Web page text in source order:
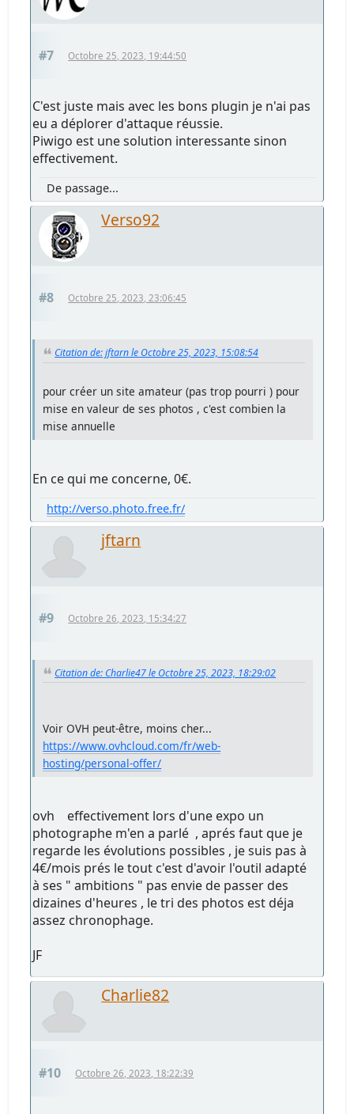
#7 Octobre 25, 2023, 19:44:50
C'est juste mais avec les bons plugin je n'ai pas
eu a déplorer d'attaque réussie.
Piwigo est une solution interessante sinon
effectivement.
De passage...
Verso92
#8 Octobre 25, 2023, 23:06:45
Citation de: jftarn le Octobre 25, 2023, 15:08:54
pour créer un site amateur (pas trop pourri ) pour
mise en valeur de ses photos , c'est combien la
mise annuelle
En ce qui me concerne, 0€.
http://verso.photo.free.fr/
jftarn
#9 Octobre 26, 2023, 15:34:27
Citation de: Charlie47 le Octobre 25, 2023, 18:29:02
Voir OVH peut-être, moins cher...
https://www.ovhcloud.com/fr/web-
hosting/personal-offer/
ovh effectivement lors d'une expo un
photographe m'en a parlé , aprés faut que je
regarde les évolutions possibles , je suis pas à
4€/mois prés le tout c'est d'avoir l'outil adapté
à ses " ambitions " pas envie de passer des
dizaines d'heures , le tri des photos est déja
assez chronophage.
JF
Charlie82
#10 Octobre 26, 2023, 18:22:39